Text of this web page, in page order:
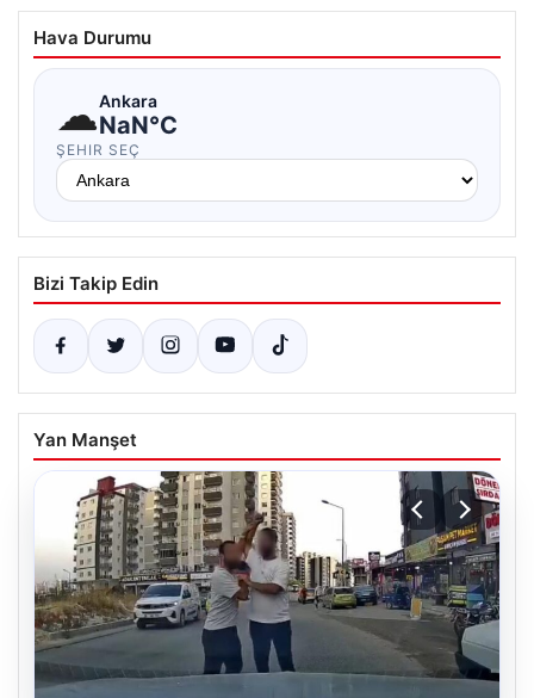
Hava Durumu
☁Ankara
NaN°C
ŞEHIR SEÇ
Bizi Takip Edin
Yan Manşet